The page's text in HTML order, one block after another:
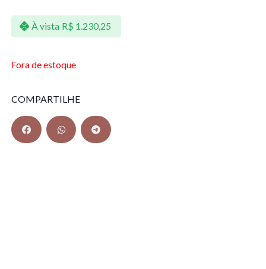
À vista R$ 1.230,25
Fora de estoque
COMPARTILHE